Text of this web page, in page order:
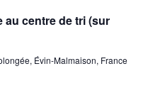
centre de tri (sur
Évin-Malmaison, France